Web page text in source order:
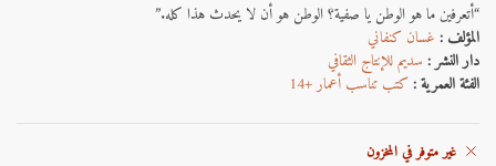
“أتعرفين ما هو الوطن يا صفية؟ الوطن هو أن لا يحدث هذا كله.”
المؤلف : غسان كنفاني
دار النشر : سديم للإنتاج الثقافي
الفئة العمرية :كتب تناسب أعمار +14
غير متوفر في المخزون